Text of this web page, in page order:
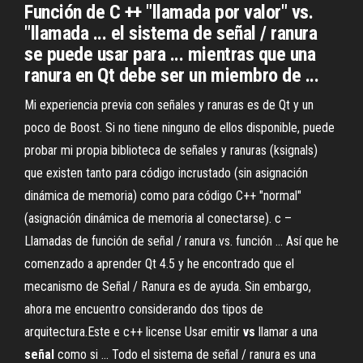
Función de C ++ "llamada por valor" vs.
"llamada ... el sistema de señal / ranura
se puede usar para ... mientras que una
ranura en Qt debe ser un miembro de ...
Mi experiencia previa con señales y ranuras es de Qt y un
poco de Boost. Si no tiene ninguno de ellos disponible, puede
probar mi propia biblioteca de señales y ranuras (ksignals)
que existen tanto para código incrustado (sin asignación
dinámica de memoria) como para código C++ "normal"
(asignación dinámica de memoria al conectarse). c –
Llamadas de función de señal / ranura vs. función ... Así que he
comenzado a aprender Qt 4.5 y he encontrado que el
mecanismo de Señal / Ranura es de ayuda. Sin embargo,
ahora me encuentro considerando dos tipos de
arquitectura.Este e c++ license Usar emitir vs llamar a una
señal como si ... Todo el sistema de señal / ranura es una